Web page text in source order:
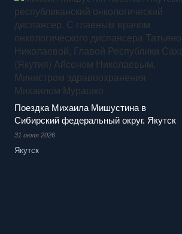
Поездка Михаила Мишустина в
Сибирский федеральный округ. Якутск
31 июля 2026
Якутск